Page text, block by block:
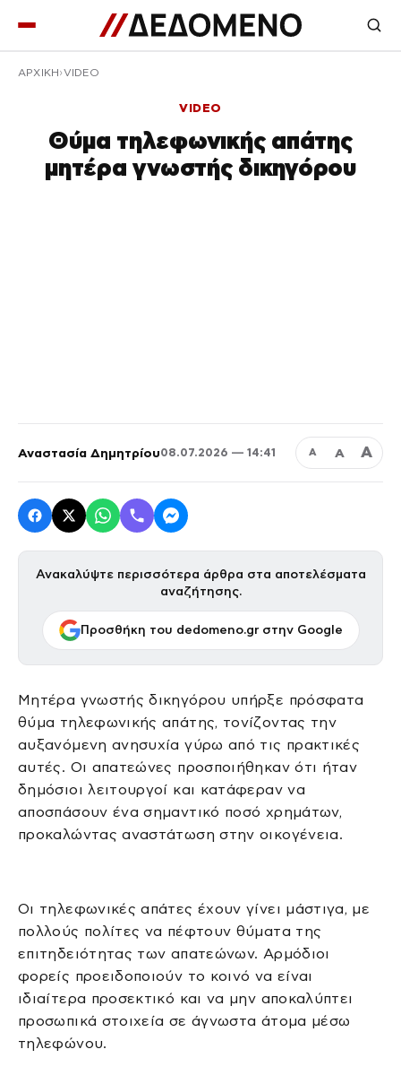
ΑΡΧΙΚΉ VIDEO
VIDEO
Θύμα τηλεφωνικής απάτης
μητέρα γνωστής δικηγόρου
Αναστασία Δημητρίου08.07.2026 — 14:41 Α Α Α
Ανακαλύψτε περισσότερα άρθρα στα αποτελέσματα
αναζήτησης.
Προσθήκη του dedomeno.gr στην Google
Μητέρα γνωστής δικηγόρου υπήρξε πρόσφατα
θύμα τηλεφωνικής απάτης, τονίζοντας την
αυξανόμενη ανησυχία γύρω από τις πρακτικές
αυτές. Οι απατεώνες προσποιήθηκαν ότι ήταν
δημόσιοι λειτουργοί και κατάφεραν να
αποσπάσουν ένα σημαντικό ποσό χρημάτων,
προκαλώντας αναστάτωση στην οικογένεια.
Οι τηλεφωνικές απάτες έχουν γίνει μάστιγα, με
πολλούς πολίτες να πέφτουν θύματα της
επιτηδειότητας των απατεώνων. Αρμόδιοι
φορείς προειδοποιούν το κοινό να είναι
ιδιαίτερα προσεκτικό και να μην αποκαλύπτει
προσωπικά στοιχεία σε άγνωστα άτομα μέσω
τηλεφώνου.